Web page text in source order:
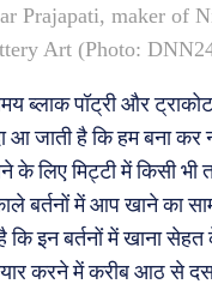
Prajapati, maker of
Art (Photo:
ब्लाक पॉट्री और
आ जाती है कि हम बना
के लिए मिट्टी में किसी
बर्तनों में आप खाने का
कि इन बर्तनों में खाना
तैयार करने में करीब आठ से